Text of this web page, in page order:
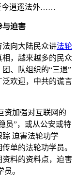
今逍遥法外……
与迫害
法向大陆民众讲法轮
，越来越多的民众
、队组织的“三退”
欢迎，中共的谎言
资加强对互联网的
员”，或从公安或特
迫害法轮功学
单的法轮功学员。
料的资料点，迫害
。